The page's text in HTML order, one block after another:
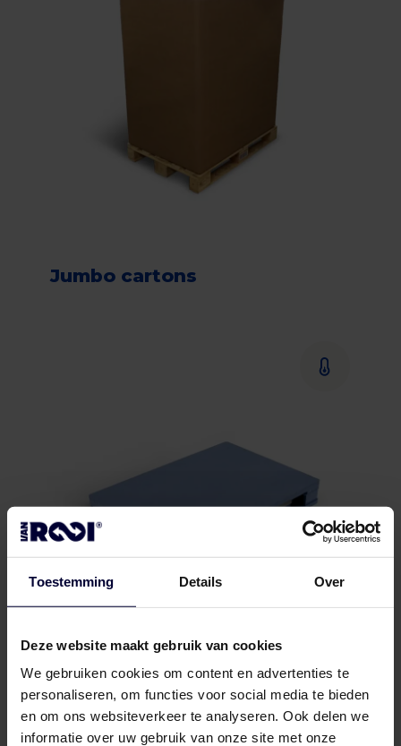
Toestemming Details Over
Deze website maakt gebruik van cookies
We gebruiken cookies om content en advertenties te
personaliseren, om functies voor social media te bieden
en om ons websiteverkeer te analyseren. Ook delen we
informatie over uw gebruik van onze site met onze
Jumbo cartons
Pallets